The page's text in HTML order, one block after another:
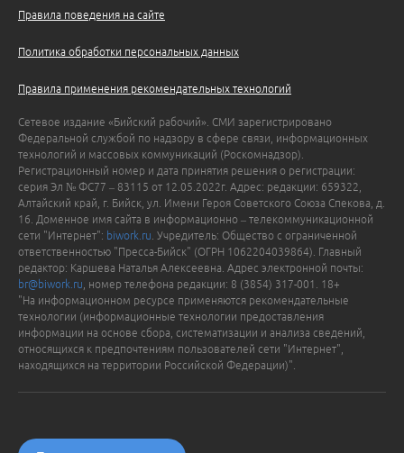
Правила поведения на сайте
Политика обработки персональных данных
Правила применения рекомендательных технологий
Сетевое издание «Бийский рабочий». СМИ зарегистрировано
Федеральной службой по надзору в сфере связи, информационных
технологий и массовых коммуникаций (Роскомнадзор).
Регистрационный номер и дата принятия решения о регистрации:
серия Эл № ФС77 – 83115 от 12.05.2022г. Адрес: редакции: 659322,
Алтайский край, г. Бийск, ул. Имени Героя Советского Союза Спекова, д.
16. Доменное имя сайта в информационно – телекоммуникационной
сети "Интернет": biwork.ru . Учредитель: Общество с ограниченной
ответственностью "Пресса-Бийск" (ОГРН 1062204039864). Главный
редактор: Каршева Наталья Алексеевна. Адрес электронной почты:
br@biwork.ru , номер телефона редакции: 8 (3854) 317-001. 18+
"На информационном ресурсе применяются рекомендательные
технологии (информационные технологии предоставления
информации на основе сбора, систематизации и анализа сведений,
относящихся к предпочтениям пользователей сети "Интернет",
находящихся на территории Российской Федерации)".